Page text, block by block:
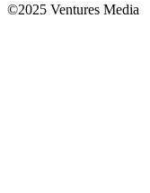
©2025 Ventures Media